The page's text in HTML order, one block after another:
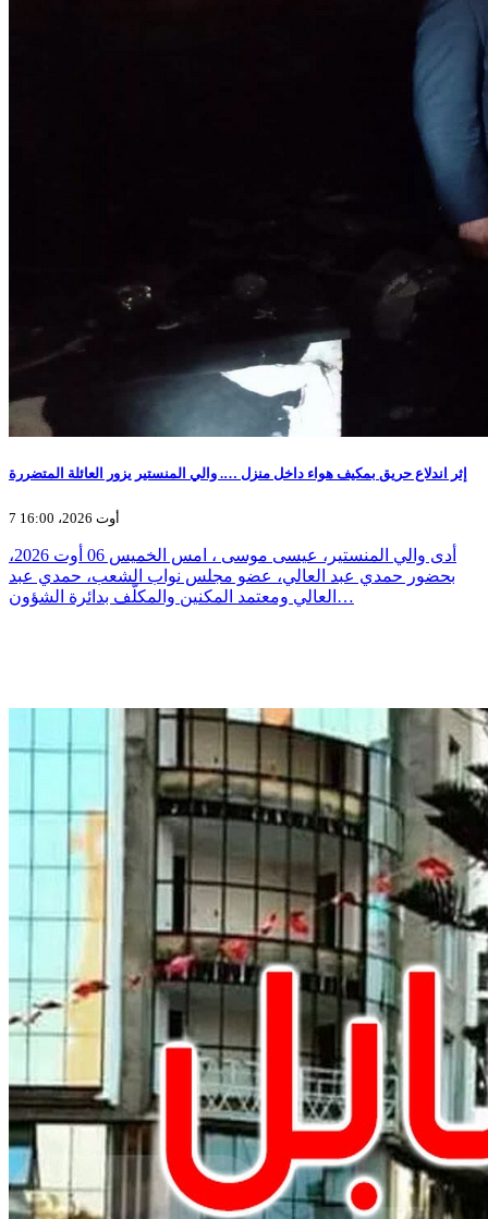
إثر اندلاع حريق بمكيف هواء داخل منزل …. والي المنستير يزور العائلة المتضررة
7 أوت 2026، 16:00
أدى والي المنستير، عيسى موسى ، امس الخميس 06 أوت 2026،
بحضور حمدي عبد العالي، عضو مجلس نواب الشعب، حمدي عبد
العالي ومعتمد المكنين والمكلّف بدائرة الشؤون…